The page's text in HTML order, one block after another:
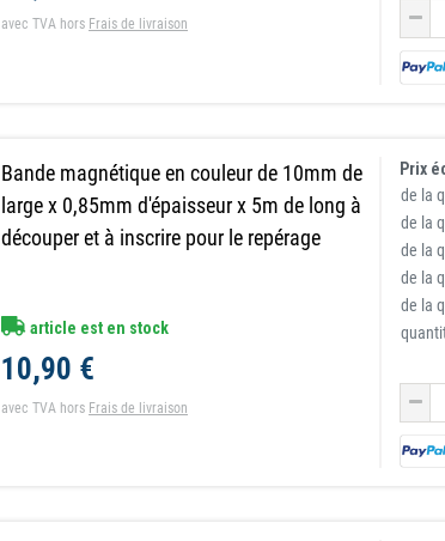
avec TVA hors Frais de livraison
Bande magnétique en couleur de 10mm de
large x 0,85mm d'épaisseur x 5m de long à
découper et à inscrire pour le repérage
article est en stock
10,90 €
avec TVA hors Frais de livraison
Prix
de la
de la
de la
de la
de la